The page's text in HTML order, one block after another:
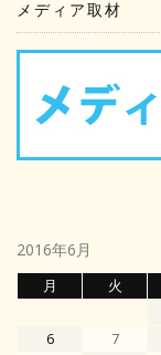
メディア取材
2016年6月
月 火
6
7